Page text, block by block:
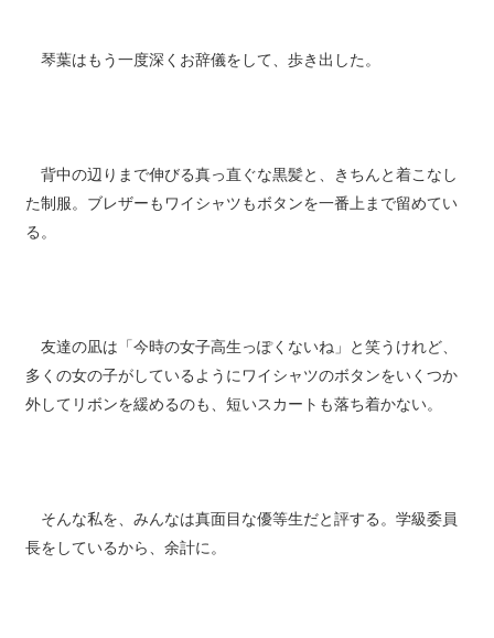
琴葉はもう一度深くお辞儀をして、歩き出した。
背中の辺りまで伸びる真っ直ぐな黒髪と、きちんと着こなし
た制服。ブレザーもワイシャツもボタンを一番上まで留めてい
る。
友達の凪は「今時の女子高生っぽくないね」と笑うけれど、
多くの女の子がしているようにワイシャツのボタンをいくつか
外してリボンを緩めるのも、短いスカートも落ち着かない。
そんな私を、みんなは真面目な優等生だと評する。学級委員
長をしているから、余計に。